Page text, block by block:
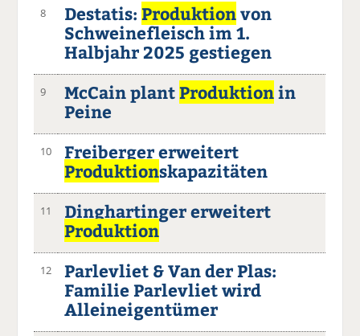
8 Destatis:Produktionvon
Schweinefleisch im 1.
Halbjahr 2025 gestiegen
9 McCain plantProduktionin
Peine
10
Freiberger erweitert
Produktionskapazitäten
11
Dinghartinger erweitert
Produktion
12
Parlevliet & Van der Plas:
Familie Parlevliet wird
Alleineigentümer